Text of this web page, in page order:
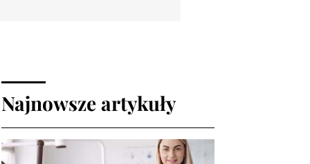
Najnowsze artykuły